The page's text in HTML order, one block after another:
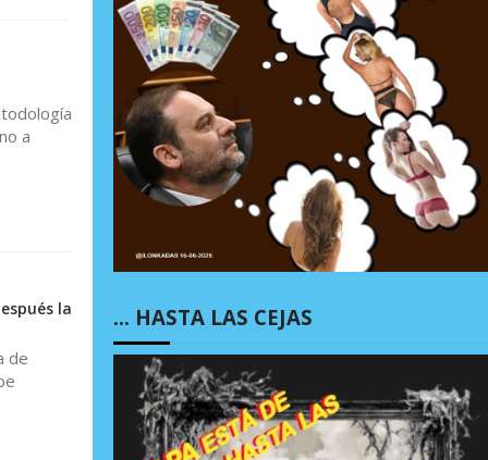
a
la
de
… HASTA LAS CEJAS